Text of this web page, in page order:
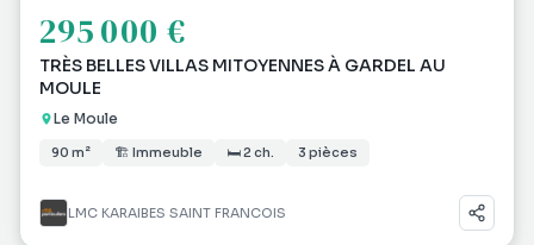
295 000 €
TRÈS BELLES VILLAS MITOYENNES À GARDEL AU
MOULE
Le Moule
90 m² 🏗 Immeuble 🛏 2 ch. 3 pièces
LMC KARAIBES SAINT FRANCOIS